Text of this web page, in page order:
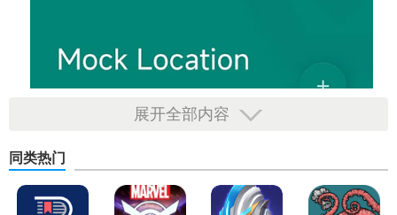
展开全部内容
同类热门